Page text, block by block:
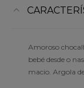
Amoroso
bebé desde o
macio. Argola